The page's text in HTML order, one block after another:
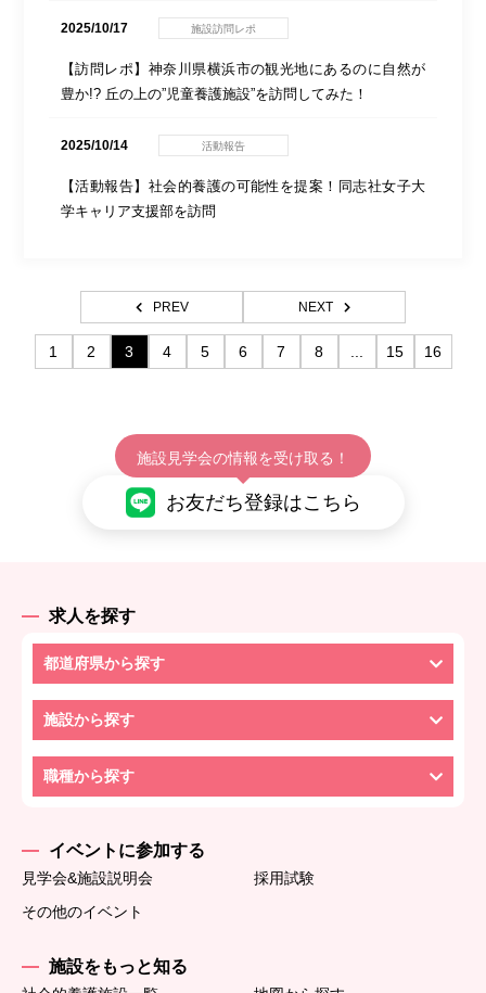
2025/10/17 施設訪問レポ
【訪問レポ】神奈川県横浜市の観光地にあるのに自然が
豊か!? 丘の上の”児童養護施設”を訪問してみた！
2025/10/14 活動報告
【活動報告】社会的養護の可能性を提案！同志社女子大
学キャリア支援部を訪問
PREV NEXT
1 2 3 4 5 6 7 8 ... 15 16
施設見学会の情報を受け取る！
お友だち登録はこちら
求人を探す
都道府県から探す
施設から探す
職種から探す
イベントに参加する
見学会&施設説明会
採用試験
その他のイベント
施設をもっと知る